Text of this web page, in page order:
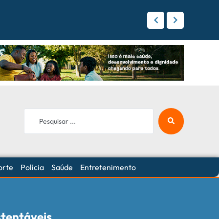
Grande
Polícia Saúde Entretenimento